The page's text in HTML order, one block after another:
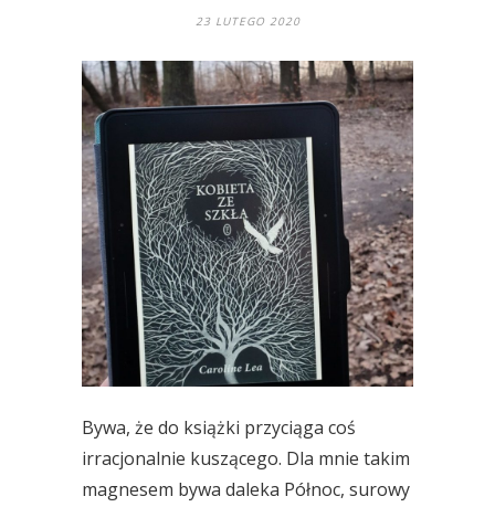
23 LUTEGO 2020
Bywa, że do książki przyciąga coś
irracjonalnie kuszącego. Dla mnie takim
magnesem bywa daleka Północ, surowy